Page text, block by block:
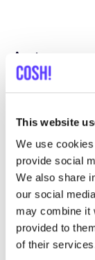
This website
We use
provide social
We also share
our social
may combine it
provided to
of their
Autres
C
Revolution
Vêtements